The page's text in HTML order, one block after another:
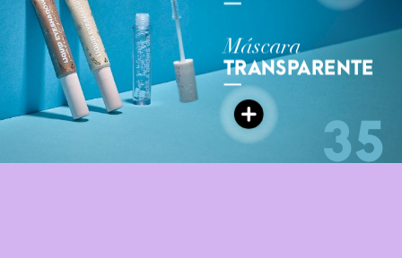
TRANSPARENTE
Máscara
35